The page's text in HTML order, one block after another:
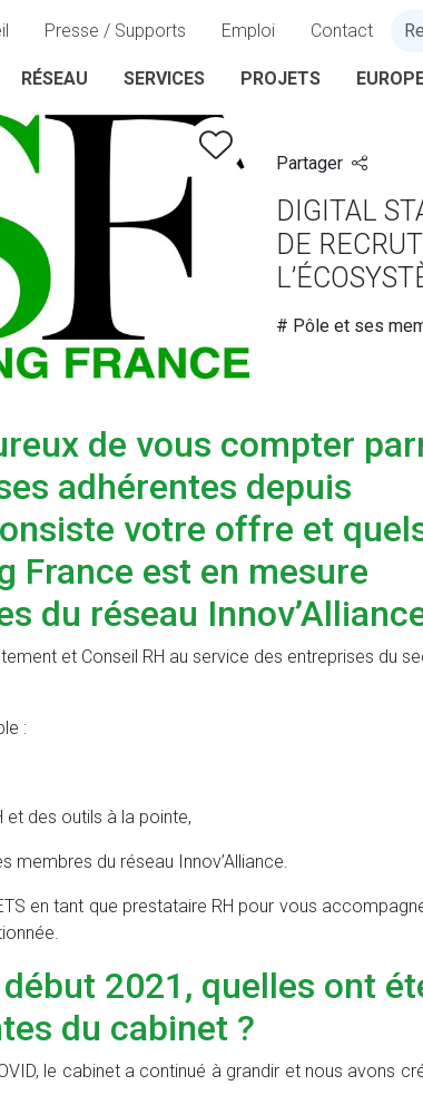
Presse / Supports Emploi Contact
RÉSEAU SERVICES PROJETS
Partager
DIGITAL
DE
# Pôle et ses
de vous compter
adhérentes depuis
votre offre et
France est en mesure
du réseau
et Conseil RH au service des entreprises du
:
et des outils à la pointe,
du réseau Innov’Alliance.
en tant que prestataire RH pour vous
2021, quelles ont
du cabinet ?
le cabinet a continué à grandir et nous avons